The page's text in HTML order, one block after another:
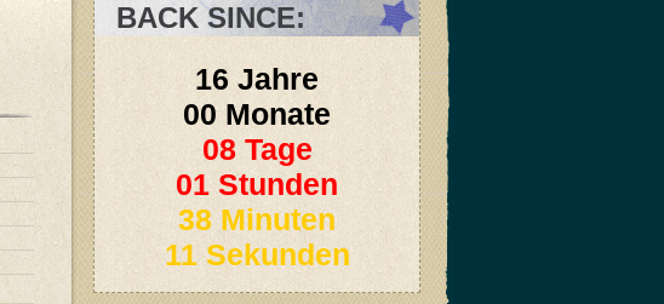
BACK SINCE:
16 Jahre
00 Monate
08 Tage
01 Stunden
38 Minuten
13 Sekunden